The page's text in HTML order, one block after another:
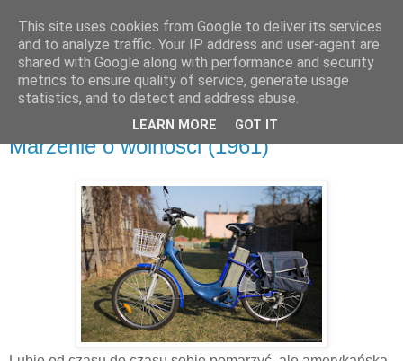
piątek, 13 kwietnia 2018
Marzenie o wolności (1961)
This site uses cookies from Google to deliver its services
and to analyze traffic. Your IP address and user-agent are
shared with Google along with performance and security
metrics to ensure quality of service, generate usage
statistics, and to detect and address abuse.
LEARN MORE GOT IT